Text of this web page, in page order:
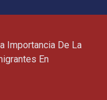
Importancia De La
En